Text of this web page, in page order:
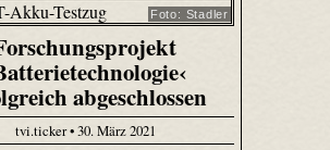
Foto: Stadler
abgeschlossen
tvi.ticker • 30. März 2021